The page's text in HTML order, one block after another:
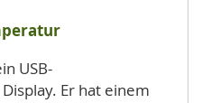
USB-
Er hat einem